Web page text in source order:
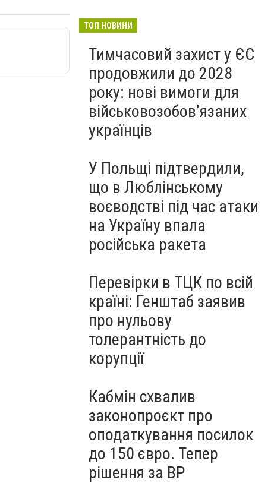
ТОП НОВИНИ
Тимчасовий захист у ЄС
продовжили до 2028
року: нові вимоги для
військовозобов’язаних
українців
У Польщі підтвердили,
що в Люблінському
воєводстві під час атаки
на Україну впала
російська ракета
Перевірки в ТЦК по всій
країні: Генштаб заявив
про нульову
толерантність до
корупції
Кабмін схвалив
законопроєкт про
оподаткування посилок
до 150 євро. Тепер
рішення за ВР